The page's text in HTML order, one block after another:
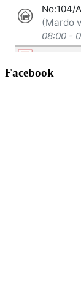
Facebook